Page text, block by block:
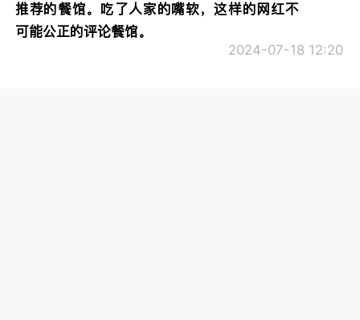
推荐的餐馆。吃了人家的嘴软，这样的网红不
可能公正的评论餐馆。
2024-07-18 12:20